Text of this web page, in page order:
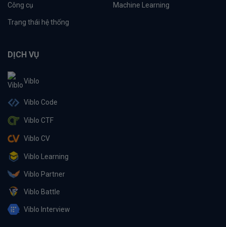
Công cụ Machine Learning
Trạng thái hệ thống
DỊCH VỤ
Viblo
Viblo Code
Viblo CTF
Viblo CV
Viblo Learning
Viblo Partner
Viblo Battle
Viblo Interview